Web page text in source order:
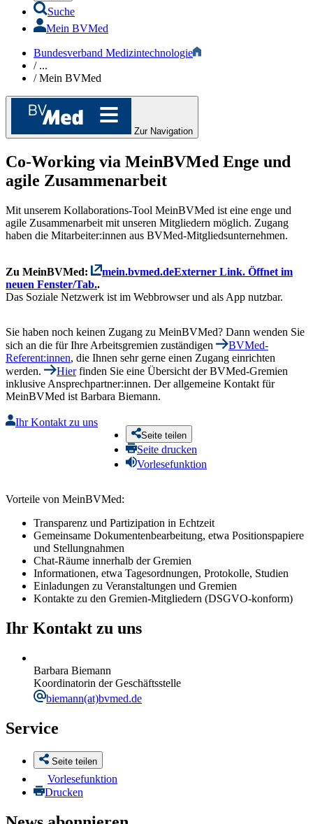
Suche
Mein BVMed
Bundesverband Medizintechnologie
/...
/Mein BVMed
Zur Navigation
Co-Working via MeinBVMed Enge und
agile Zusammenarbeit
Mit unserem Kollaborations-Tool MeinBVMed ist eine enge und
agile Zusammenarbeit mit unseren Mitgliedern möglich. Zugang
haben die Mitarbeiter:innen aus BVMed-Mitgliedsunternehmen.
Zu MeinBVMed: mein.bvmed.deExterner Link. Öffnet im
neuen Fenster/Tab..
Das Soziale Netzwerk ist im Webbrowser und als App nutzbar.
Sie haben noch keinen Zugang zu MeinBVMed? Dann wenden Sie
sich an die für Ihre Arbeitsgremien zuständigen
BVMed-
Referent:innen, die Ihnen sehr gerne einen Zugang einrichten
werden.
Hierfinden Sie eine Übersicht der BVMed-Gremien
inklusive Ansprechpartner:innen. Der allgemeine Kontakt für
MeinBVMed ist Barbara Biemann.
Ihr Kontakt zu uns
Seite teilen
Seite drucken
Vorlesefunktion
Vorteile von MeinBVMed:
Transparenz und Partizipation in Echtzeit
Gemeinsame Dokumentenbearbeitung, etwa Positionspapiere
und Stellungnahmen
Chat-Räume innerhalb der Gremien
Informationen, etwa Tagesordnungen, Protokolle, Studien
Einladungen zu Veranstaltungen und Gremien
Kontakte zu den Gremien-Mitgliedern (DSGVO-konform)
Ihr Kontakt zu uns
Barbara Biemann
Koordinatorin der Geschäftsstelle
biemann(at)bvmed.de
Service
Seite teilen
Vorlesefunktion
Drucken